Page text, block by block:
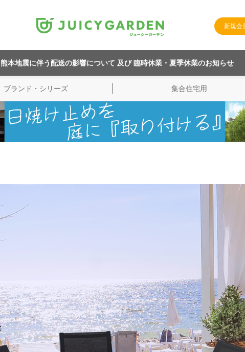
新規会
熊本地震に伴う配送の影響について 及び 臨時休業・夏季休業のお知らせ
ブランド・シリーズ 集合住宅用